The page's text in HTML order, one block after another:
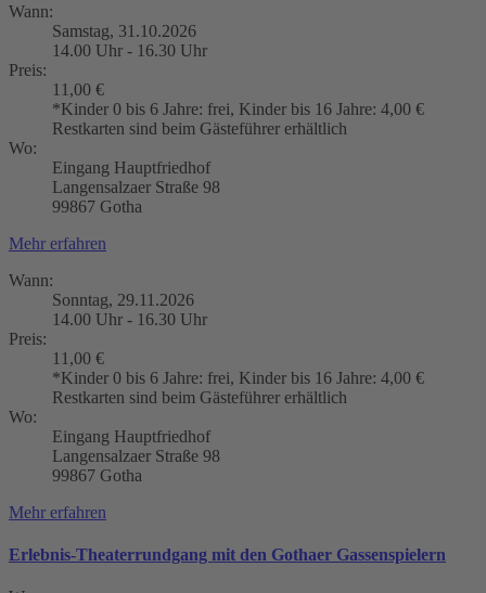
Wann:
Samstag, 31.10.2026
14.00 Uhr - 16.30 Uhr
Preis:
11,00 €
*Kinder 0 bis 6 Jahre: frei, Kinder bis 16 Jahre: 4,00 €
Restkarten sind beim Gästeführer erhältlich
Wo:
Eingang Hauptfriedhof
Langensalzaer Straße 98
99867 Gotha
Mehr erfahren
Wann:
Sonntag, 29.11.2026
14.00 Uhr - 16.30 Uhr
Preis:
11,00 €
*Kinder 0 bis 6 Jahre: frei, Kinder bis 16 Jahre: 4,00 €
Restkarten sind beim Gästeführer erhältlich
Wo:
Eingang Hauptfriedhof
Langensalzaer Straße 98
99867 Gotha
Mehr erfahren
Erlebnis-Theaterrundgang mit den Gothaer Gassenspielern